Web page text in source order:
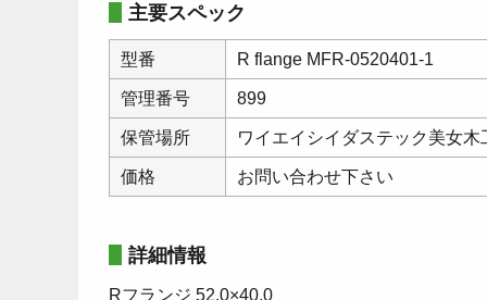
主要スペック
型番 R flange MFR-0520401-1
管理番号 899
保管場所 ワイエイシイダステック美女木
価格 お問い合わせ下さい
詳細情報
Rフランジ 52.0×40.0